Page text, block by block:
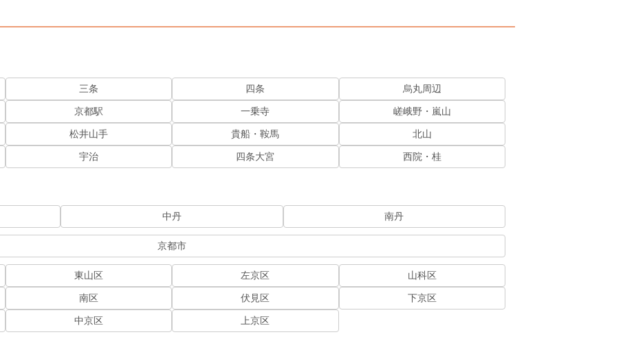
三条 四条 烏丸周辺
京都駅 一乗寺 嵯峨野・嵐山
松井山手 貴船・鞍馬 北山
宇治 四条大宮 西院・桂
中丹 南丹
京都市
東山区 左京区 山科区
南区 伏見区 下京区
中京区 上京区